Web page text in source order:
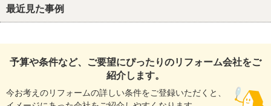
最近見た事例
予算や条件など、ご要望にぴったりのリフォーム会社をご
紹介します。
今お考えのリフォームの詳しい条件をご登録いただくと、